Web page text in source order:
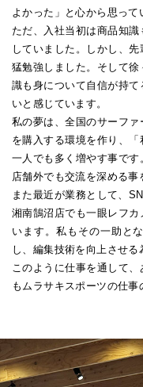
よかった」と心から思って
ただ、入社当初は商品知
していました。しかし、
猛勉強しました。そして
識も身について自信が持
いと感じています。
私の夢は、全国のサーフ
を購入する環境を作り、
一人でも多く増やす事です
店舗外でも交流を深める事
また最近が業務として、
湘南鵠沼店でも一眼レフ
います。私もその一助と
し、編集技術を向上させる
このように仕事を通して
もムラサキスポーツの仕事